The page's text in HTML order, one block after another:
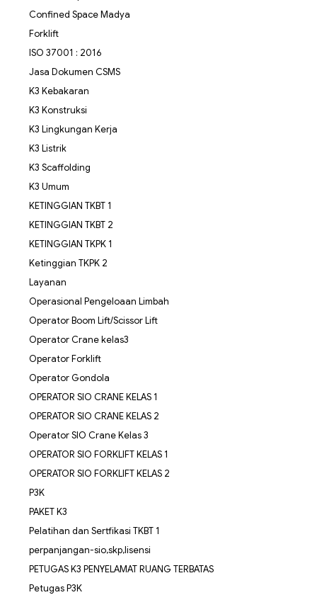
Confined Space Madya
Forklift
ISO 37001 : 2016
Jasa Dokumen CSMS
K3 Kebakaran
K3 Konstruksi
K3 Lingkungan Kerja
K3 Listrik
K3 Scaffolding
K3 Umum
KETINGGIAN TKBT 1
KETINGGIAN TKBT 2
KETINGGIAN TKPK 1
Ketinggian TKPK 2
Layanan
Operasional Pengeloaan Limbah
Operator Boom Lift/Scissor Lift
Operator Crane kelas3
Operator Forklift
Operator Gondola
OPERATOR SIO CRANE KELAS 1
OPERATOR SIO CRANE KELAS 2
Operator SIO Crane Kelas 3
OPERATOR SIO FORKLIFT KELAS 1
OPERATOR SIO FORKLIFT KELAS 2
P3K
PAKET K3
Pelatihan dan Sertfikasi TKBT 1
perpanjangan-sio,skp,lisensi
PETUGAS K3 PENYELAMAT RUANG TERBATAS
Petugas P3K